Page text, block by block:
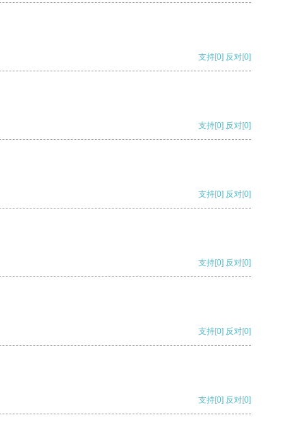
支持[0] 反对[0]
支持[0] 反对[0]
支持[0] 反对[0]
支持[0] 反对[0]
支持[0] 反对[0]
支持[0] 反对[0]